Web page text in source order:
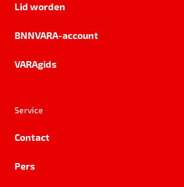
Lid worden
BNNVARA-account
VARAgids
Service
Contact
Pers